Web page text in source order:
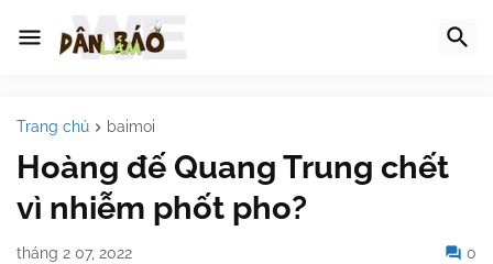
Trang chủ baimoi
Hoàng đế Quang Trung chết
vì nhiễm phốt pho?
tháng 2 07, 2022 0